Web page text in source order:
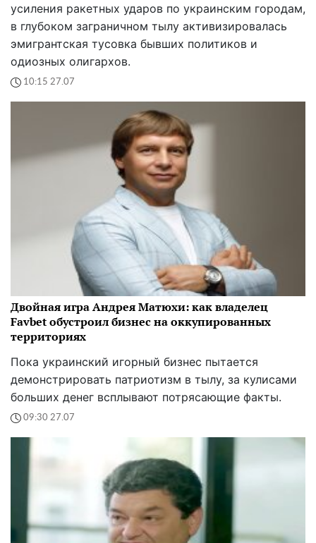
усиления ракетных ударов по украинским городам,
в глубоком заграничном тылу активизировалась
эмигрантская тусовка бывших политиков и
одиозных олигархов.
10:15 27.07
Двойная игра Андрея Матюхи: как владелец
Favbet обустроил бизнес на оккупированных
территориях
Пока украинский игорный бизнес пытается
демонстрировать патриотизм в тылу, за кулисами
больших денег всплывают потрясающие факты.
09:30 27.07